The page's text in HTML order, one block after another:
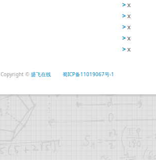
x
x
x
x
x
Copyright © 盛飞在线 蜀ICP备11019067号-1